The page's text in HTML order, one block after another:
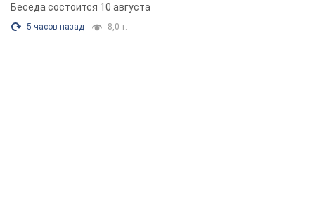
Беседа состоится 10 августа
5 часов назад 8,0 т.